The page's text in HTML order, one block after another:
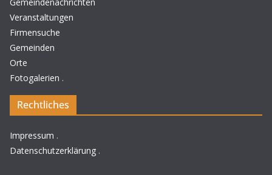
Veranstaltungen
Firmensuche
Gemeinden
Orte
Fotogalerien .
Rechtliches
Impressum .
Datenschutzerklärung .